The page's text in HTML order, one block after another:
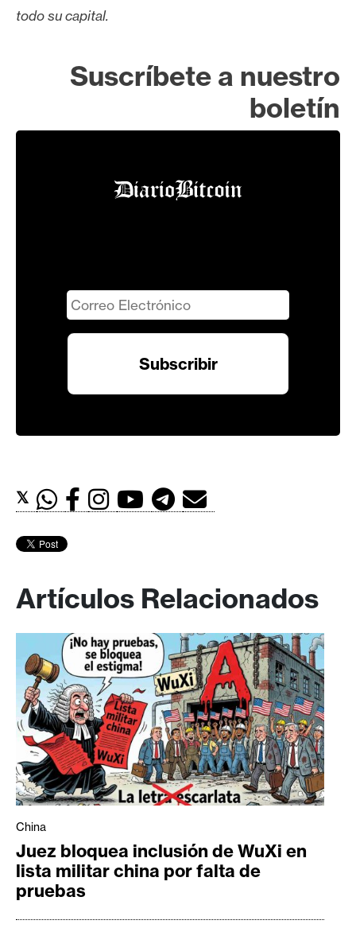
todo su capital.
Suscríbete a nuestro
boletín
𝕏
Artículos Relacionados
China
Juez bloquea inclusión de WuXi en
lista militar china por falta de
pruebas